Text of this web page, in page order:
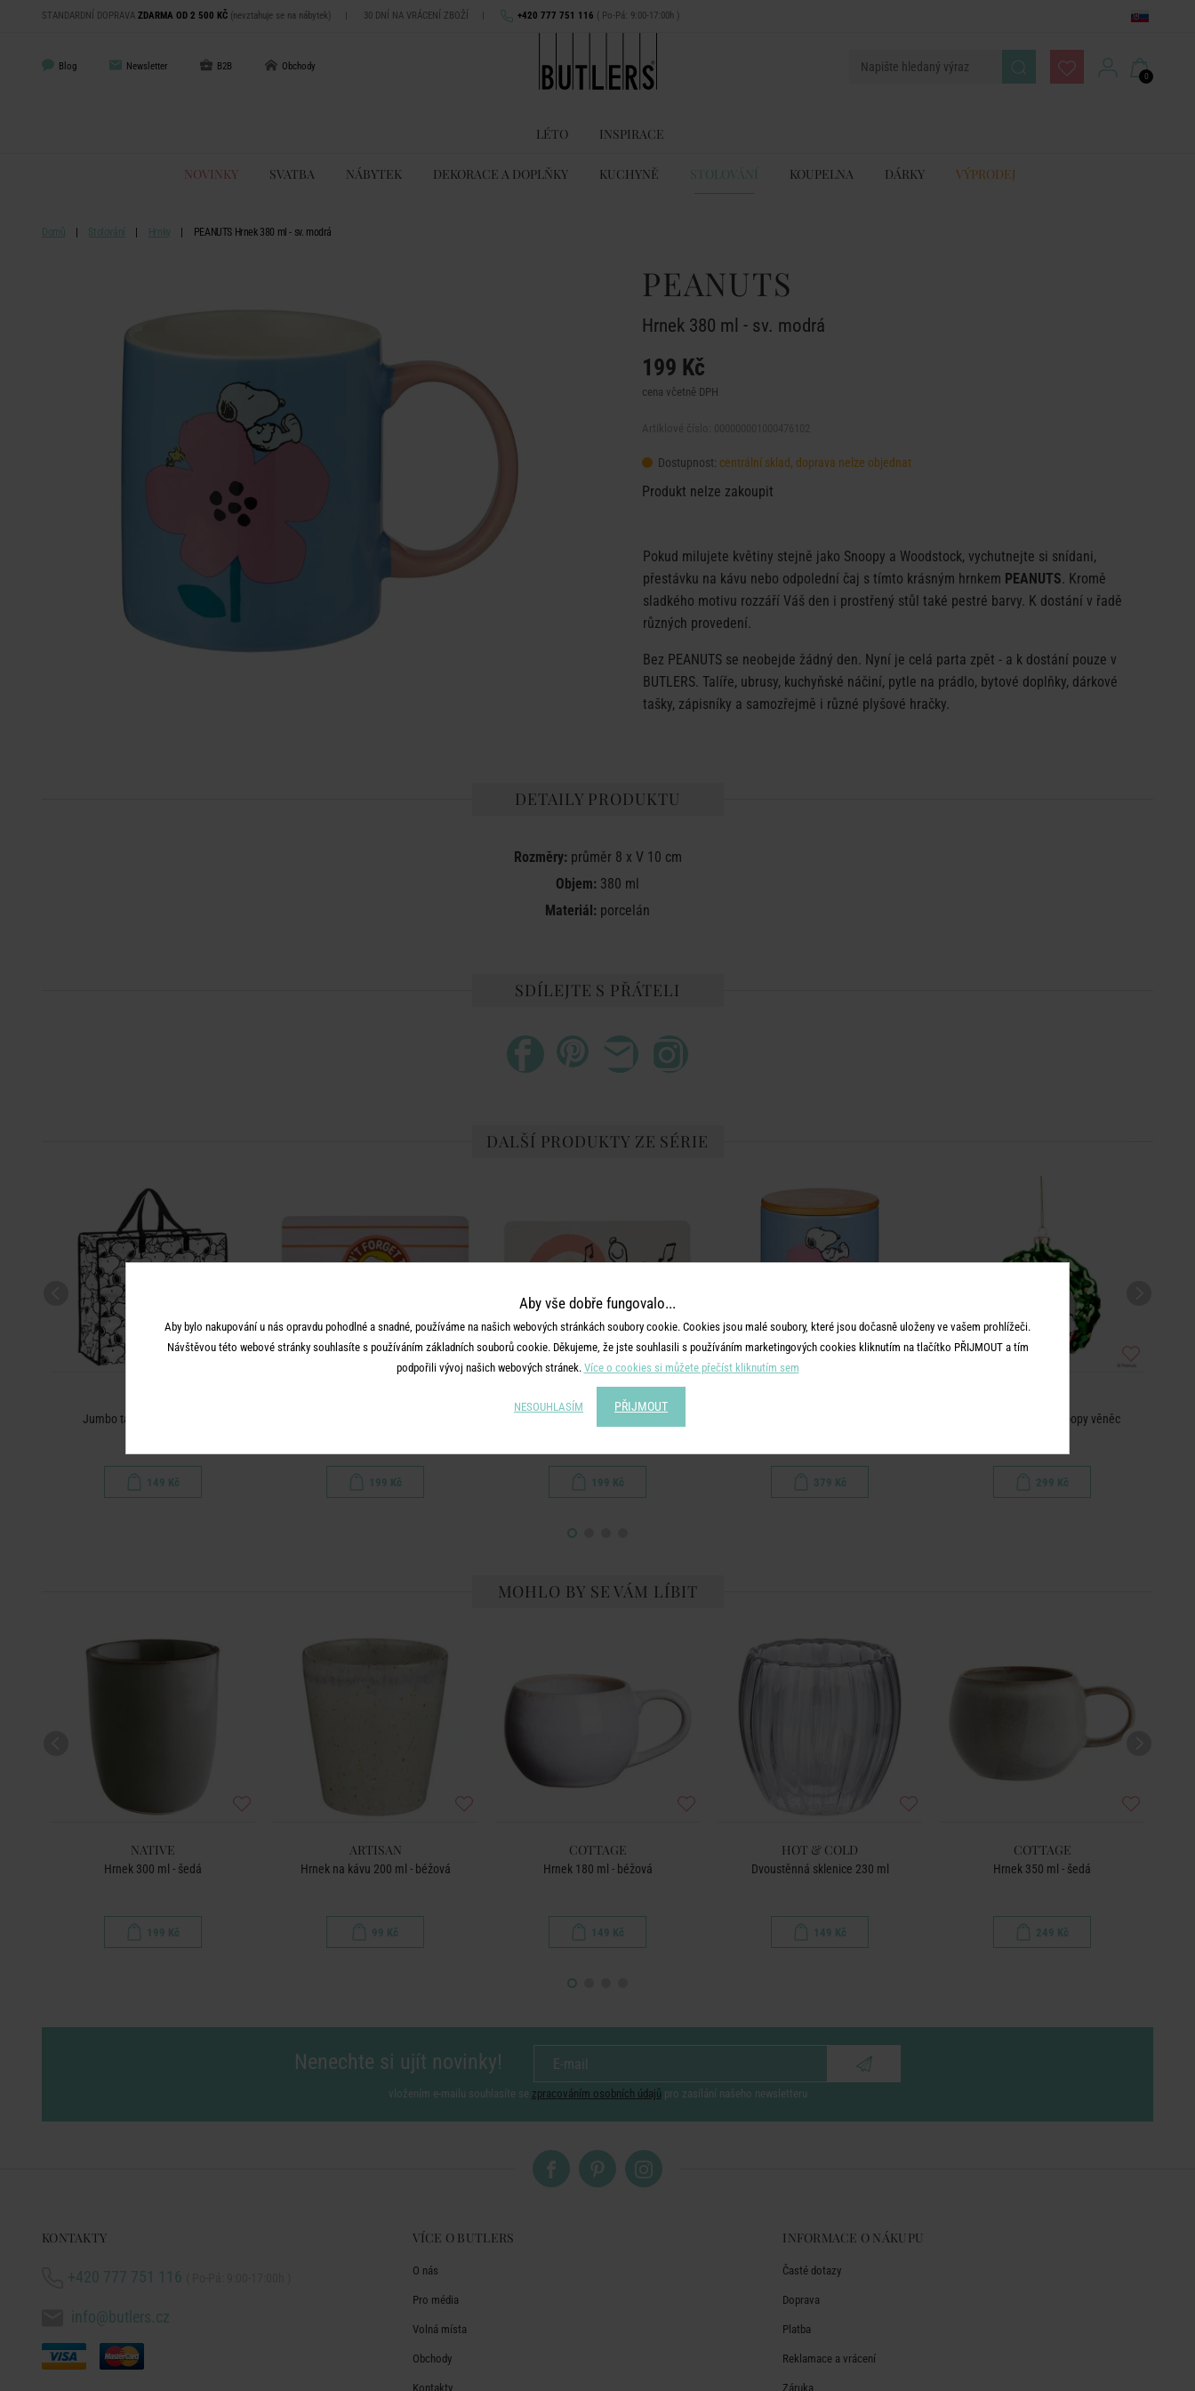
STANDARDNÍ DOPRAVA ZDARMA OD 2 500 KČ (nevztahuje se na nábytek) | 30 DNÍ NA VRÁCENÍ ZBOŽÍ | +420 777 751 116 ( Po-Pá: 9:00-17:00h )
Blog Newsletter B2B Obchody
0
LÉTO INSPIRACE
NOVINKY SVATBA NÁBYTEK DEKORACE A DOPLŇKY KUCHYNĚ STOLOVÁNÍ KOUPELNA DÁRKY VÝPRODEJ
Domů Stolování Hrnky PEANUTS Hrnek 380 ml - sv. modrá
PEANUTS
Hrnek 380 ml - sv. modrá
199 Kč
cena včetně DPH
Dostupnost: centrální sklad, doprava nelze objednat
Produkt nelze zakoupit
Pokud milujete květiny stejně jako Snoopy a Woodstock, vychutnejte si snídani,
přestávku na kávu nebo odpolední čaj s tímto krásným hrnkem PEANUTS. Kromě
sladkého motivu rozzáří Váš den i prostřený stůl také pestré barvy. K dostání v řadě
různých provedení.
Bez PEANUTS se neobejde žádný den. Nyní je celá parta zpět - a k dostání pouze v
BUTLERS. Talíře, ubrusy, kuchyňské náčiní, pytle na prádlo, bytové doplňky, dárkové
tašky, zápisníky a samozřejmě i různé plyšové hračky.
DETAILY PRODUKTU
Rozměry:průměr 8 x V 10 cm
Objem: 380 ml
Materiál: porcelán
SDÍLEJTE S PŘÁTELI
DALŠÍ PRODUKTY ZE SÉRIE
Jumbo taška Snoopy all over
149 Kč 199 Kč
PEANUTS
199 Kč 379 Kč
Skleněná ozdoba Snoopy věněc
299 Kč
MOHLO BY SE VÁM LÍBIT
NATIVE
Hrnek 300 ml - šedá
199 Kč
ARTISAN
Hrnek na kávu 200 ml - béžová
99 Kč
COTTAGE
Hrnek 180 ml - béžová
149 Kč
HOT & COLD
Dvoustěnná sklenice 230 ml
149 Kč
COTTAGE
Hrnek 350 ml - šedá
249 Kč
Nenechte si ujít novinky!
vložením e-mailu souhlasíte se zpracováním osobních údajů pro zasílání našeho newsletteru
KONTAKTY
+420 777 751 116
info@butlers.cz
VÍCE O BUTLERS
O nás
Pro média
Volná místa
Obchody
Kontakty
INFORMACE O NÁKUPU
Časté dotazy
Doprava
Platba
Reklamace a vrácení
Záruka
Aby vše dobře fungovalo...
Aby bylo nakupování u nás opravdu pohodlné a snadné, používáme na našich webových stránkách soubory cookie. Cookies jsou malé soubory, které jsou dočasně uloženy ve vašem prohlížeči.
Návštěvou této webové stránky souhlasíte s používáním základních souborů cookie. Děkujeme, že jste souhlasili s používáním marketingových cookies kliknutím na tlačítko PŘIJMOUT a tím
podpořili vývoj našich webových stránek. Více o cookies si můžete přečíst kliknutím sem
NESOUHLASÍM PŘIJMOUT